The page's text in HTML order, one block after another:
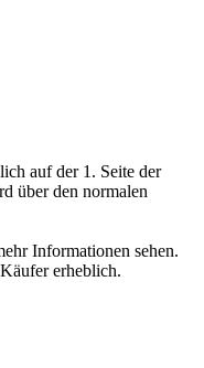
auf der 1. Seite der
über den normalen
Informationen sehen.
erheblich.